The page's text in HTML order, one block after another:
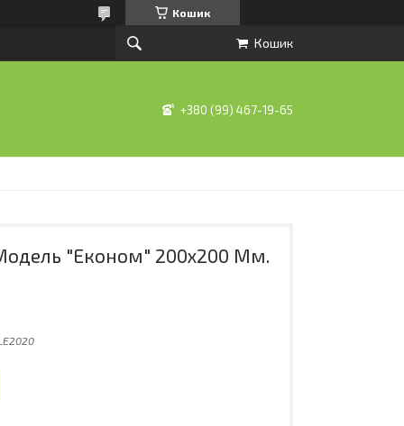
Кошик
Кошик
+380 (99) 467-19-65
"Економ" 200х200 Мм.